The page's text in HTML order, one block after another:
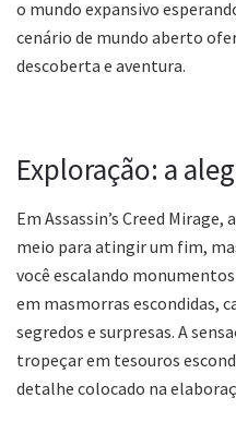
o mundo expansivo
cenário de mundo aberto
descoberta e aventura.
Exploração: a
Em Assassin’s Creed
meio para atingir um fim,
você escalando
em masmorras escondidas,
segredos e surpresas. A
tropeçar em tesouros
detalhe colocado na